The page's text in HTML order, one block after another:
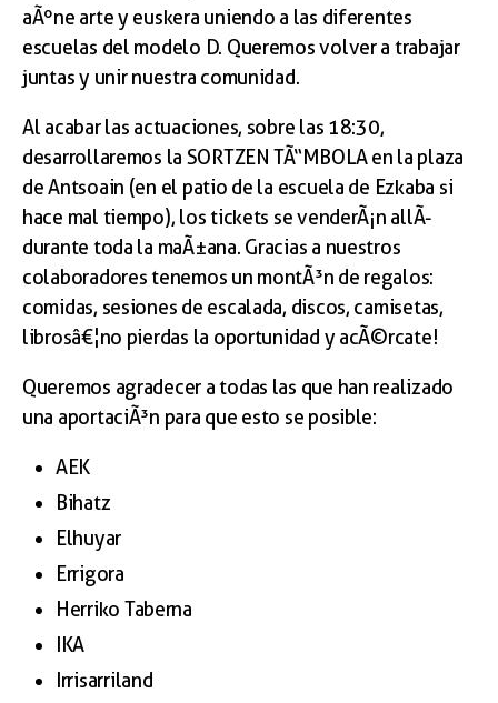
aÃºne arte y euskera uniendo a las diferentes
escuelas del modelo D. Queremos volver a trabajar
juntas y unir nuestra comunidad.
Al acabar las actuaciones, sobre las 18:30,
desarrollaremos la SORTZEN TÃ“MBOLA en la plaza
de Antsoain (en el patio de la escuela de Ezkaba si
hace mal tiempo), los tickets se venderÃ¡n allÃ­
durante toda la maÃ±ana. Gracias a nuestros
colaboradores tenemos un montÃ³n de regalos:
comidas, sesiones de escalada, discos, camisetas,
librosâ€¦no pierdas la oportunidad y acÃ©rcate!
Queremos agradecer a todas las que han realizado
una aportaciÃ³n para que esto se posible:
AEK
Bihatz
Elhuyar
Errigora
Herriko Taberna
IKA
Irrisarriland